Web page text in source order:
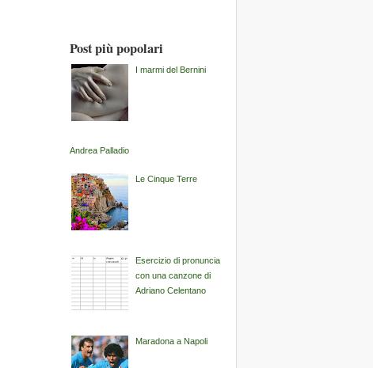
Post più popolari
I marmi del Bernini
Andrea Palladio
Le Cinque Terre
Esercizio di pronuncia
con una canzone di
Adriano Celentano
Maradona a Napoli